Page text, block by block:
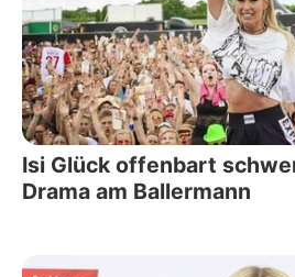
Isi Glück offenbart
Drama am Ballermann